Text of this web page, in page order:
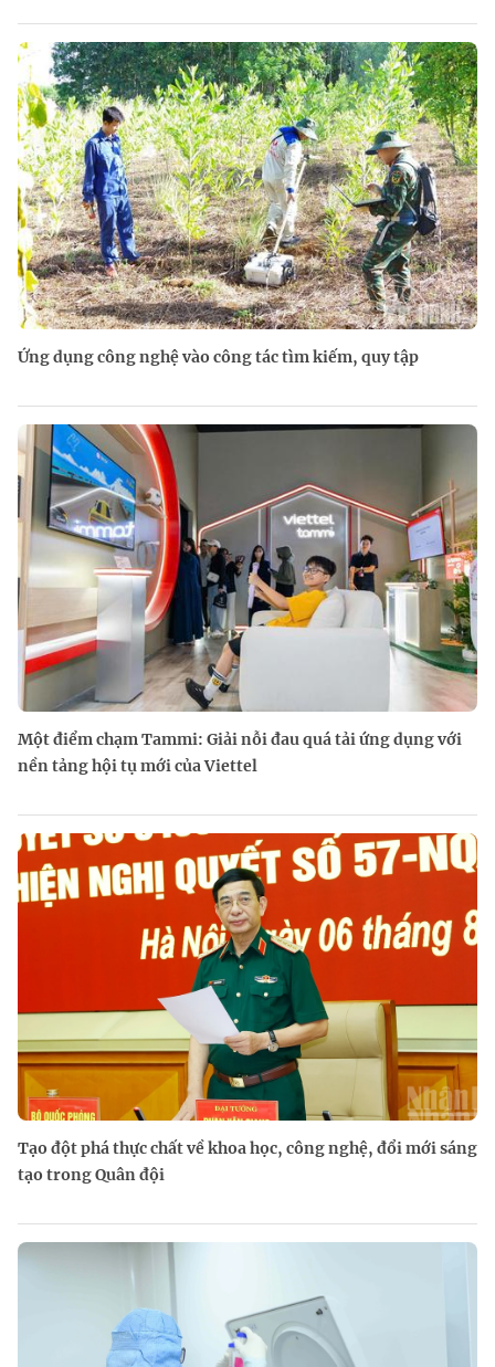
Ứng dụng công nghệ vào công tác tìm kiếm, quy tập
Một điểm chạm Tammi: Giải nỗi đau quá tải ứng dụng với
nền tảng hội tụ mới của Viettel
Tạo đột phá thực chất về khoa học, công nghệ, đổi mới sáng
tạo trong Quân đội